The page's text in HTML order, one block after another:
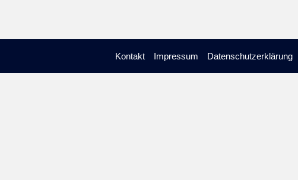
Kontakt Impressum Datenschutzerklärung